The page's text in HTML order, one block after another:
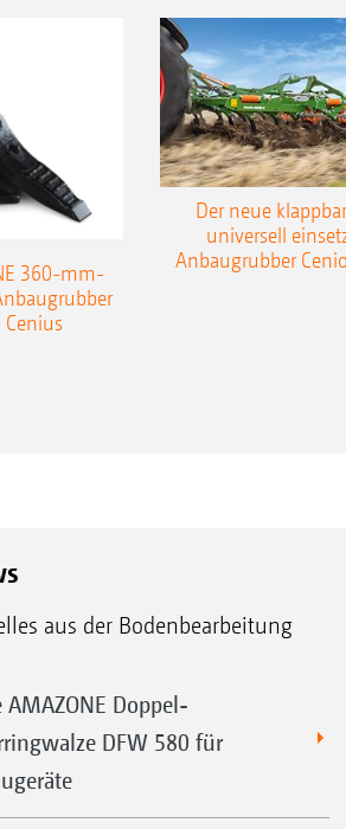
360-mm-
Der neue
universell
Anbaugrubber
aus der Bodenbearbeitung
AMAZONE Doppel-
DFW 580 für